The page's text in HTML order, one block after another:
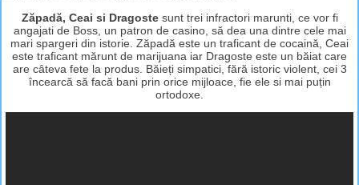
Zăpadă, Ceai si Dragostesunt trei infractori marunti, ce vor fi
angajati de Boss, un patron de casino, să dea una dintre cele mai
mari spargeri din istorie. Zăpadă este un traficant de cocaină, Ceai
este traficant mărunt de marijuana iar Dragoste este un băiat care
are câteva fete la produs. Băieți simpatici, fără istoric violent, cei 3
încearcă să facă bani prin orice mijloace, fie ele si mai puțin
ortodoxe.